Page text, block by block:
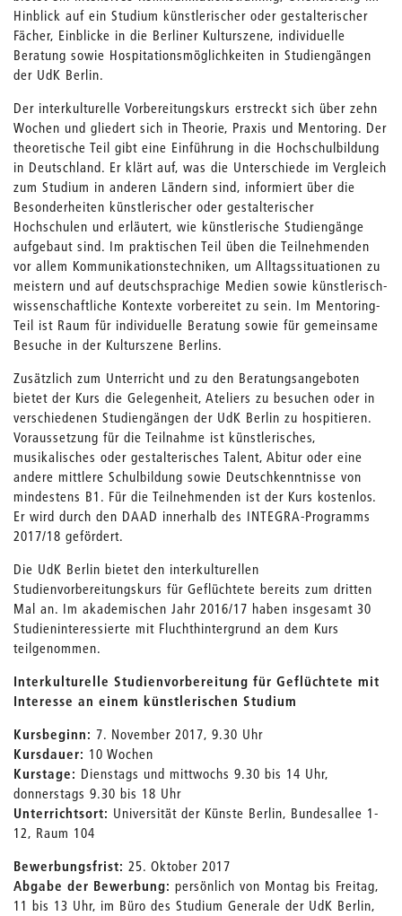
Hinblick auf ein Studium künstlerischer oder gestalterischer
Fächer, Einblicke in die Berliner Kulturszene, individuelle
Beratung sowie Hospitationsmöglichkeiten in Studiengängen
der UdK Berlin.
Der interkulturelle Vorbereitungskurs erstreckt sich über zehn
Wochen und gliedert sich in Theorie, Praxis und Mentoring. Der
theoretische Teil gibt eine Einführung in die Hochschulbildung
in Deutschland. Er klärt auf, was die Unterschiede im Vergleich
zum Studium in anderen Ländern sind, informiert über die
Besonderheiten künstlerischer oder gestalterischer
Hochschulen und erläutert, wie künstlerische Studiengänge
aufgebaut sind. Im praktischen Teil üben die Teilnehmenden
vor allem Kommunikationstechniken, um Alltagssituationen zu
meistern und auf deutschsprachige Medien sowie künstlerisch-
wissenschaftliche Kontexte vorbereitet zu sein. Im Mentoring-
Teil ist Raum für individuelle Beratung sowie für gemeinsame
Besuche in der Kulturszene Berlins.
Zusätzlich zum Unterricht und zu den Beratungsangeboten
bietet der Kurs die Gelegenheit, Ateliers zu besuchen oder in
verschiedenen Studiengängen der UdK Berlin zu hospitieren.
Voraussetzung für die Teilnahme ist künstlerisches,
musikalisches oder gestalterisches Talent, Abitur oder eine
andere mittlere Schulbildung sowie Deutschkenntnisse von
mindestens B1. Für die Teilnehmenden ist der Kurs kostenlos.
Er wird durch den DAAD innerhalb des INTEGRA-Programms
2017/18 gefördert.
Die UdK Berlin bietet den interkulturellen
Studienvorbereitungskurs für Geflüchtete bereits zum dritten
Mal an. Im akademischen Jahr 2016/17 haben insgesamt 30
Studieninteressierte mit Fluchthintergrund an dem Kurs
teilgenommen.
Interkulturelle Studienvorbereitung für Geflüchtete mit
Interesse an einem künstlerischen Studium
Kursbeginn: 7. November 2017, 9.30 Uhr
Kursdauer: 10 Wochen
Kurstage: Dienstags und mittwochs 9.30 bis 14 Uhr,
donnerstags 9.30 bis 18 Uhr
Unterrichtsort: Universität der Künste Berlin, Bundesallee 1-
12, Raum 104
Bewerbungsfrist: 25. Oktober 2017
Abgabe der Bewerbung: persönlich von Montag bis Freitag,
11 bis 13 Uhr, im Büro des Studium Generale der UdK Berlin,